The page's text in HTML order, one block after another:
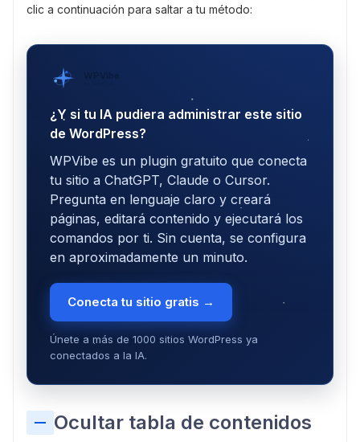
clic a continuación para saltar a tu método:
WPVibe
¿Y si tu IA pudiera administrar este sitio
de WordPress?
WPVibe es un plugin gratuito que conecta
tu sitio a ChatGPT, Claude o Cursor.
Pregunta en lenguaje claro y creará
páginas, editará contenido y ejecutará los
comandos por ti. Sin cuenta, se configura
en aproximadamente un minuto.
Conecta tu sitio gratis →
Únete a más de 1000 sitios WordPress ya
conectados a la IA.
Ocultar tabla de contenidos